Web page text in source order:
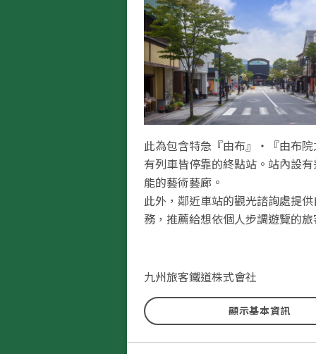
此為包含特急『由布』・『由布
有列車皆停靠的終點站。站內設
能的藝術藝廊。
此外，鄰近車站的觀光諮詢處提
務，推薦給想依個人步調遊覽的
九州旅客鐵道株式會社
顯示基本資訊